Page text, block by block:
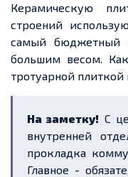
Керамическую
строений
самый бюджетный
большим весом.
тротуарной
На заметку! С
внутренней
прокладка
Главное -